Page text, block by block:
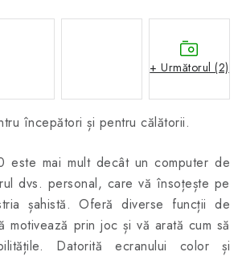
începători și pentru călătorii.
este mai mult decât un computer de
dvs. personal, care vă însoțește pe
șahistă. Oferă diverse funcții de
motivează prin joc și vă arată cum să
Datorită ecranului color și
+ Următorul (2)